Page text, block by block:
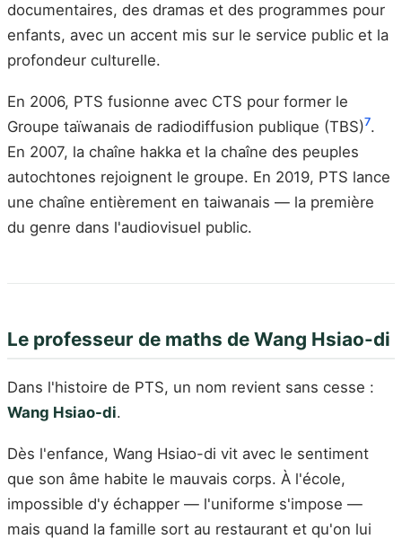
documentaires, des dramas et des programmes pour
enfants, avec un accent mis sur le service public et la
profondeur culturelle.
En 2006, PTS fusionne avec CTS pour former le
Groupe taïwanais de radiodiffusion publique (TBS)7.
En 2007, la chaîne hakka et la chaîne des peuples
autochtones rejoignent le groupe. En 2019, PTS lance
une chaîne entièrement en taiwanais — la première
du genre dans l'audiovisuel public.
Le professeur de maths de Wang Hsiao-di
Dans l'histoire de PTS, un nom revient sans cesse :
Wang Hsiao-di.
Dès l'enfance, Wang Hsiao-di vit avec le sentiment
que son âme habite le mauvais corps. À l'école,
impossible d'y échapper — l'uniforme s'impose —
mais quand la famille sort au restaurant et qu'on lui